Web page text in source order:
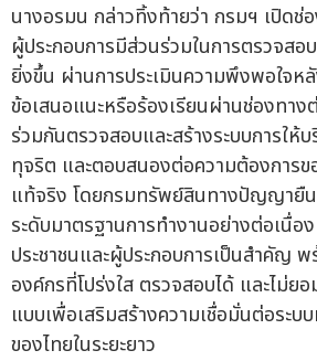
นางอรมน กล่าวทิ้งท้ายว่า กรมฯ เปิดช่
ผู้ประกอบการมีส่วนร่วมในการตรวจสอ
ยิ่งขึ้น ผ่านการประเมินความพึงพอใจห
ข้อเสนอแนะหรือร้องเรียนผ่านช่องทา
ร่วมกันตรวจสอบและสร้างระบบการให้
ทุจริต และตอบสนองต่อความต้องการข
แท้จริง โดยกรมทรัพย์สินทางปัญญายืน
ระดับมาตรฐานการทำงานอย่างต่อเนื่อ
ประชาชนและผู้ประกอบการเป็นสำคัญ
องค์กรที่โปร่งใส ตรวจสอบได้ และไม่ย
แบบเพื่อเสริมสร้างความเชื่อมั่นต่อระ
ของไทยในระยะยาว